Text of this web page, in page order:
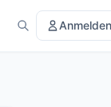
Anmelden